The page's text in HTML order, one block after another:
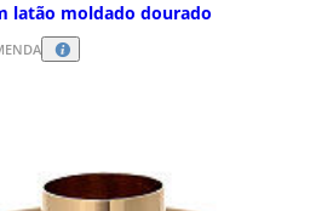
latão moldado dourado